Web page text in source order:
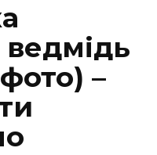
–